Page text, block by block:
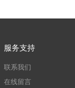
服务支持
联系我们
在线留言